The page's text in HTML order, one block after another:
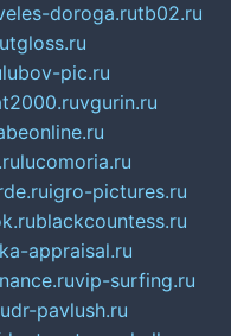
doroga.rutb02.ru
lubov-pic.ru
vgurin.ru
lucomoria.ru
igro-pictures.ru
blackcountess.ru
appraisal.ru
vip-surfing.ru
dr-pavlush.ru